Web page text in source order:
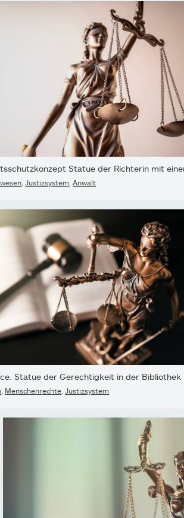
,Justizsystem ,Anwalt
Statue der Gerechtigkeit in der Bibliothek
Menschenrechte Justizsystem